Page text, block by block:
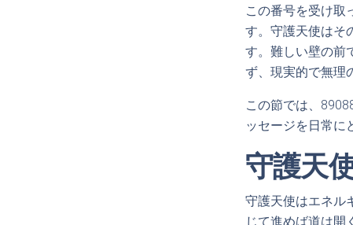
この番号を受け取
す。守護天使はそ
す。難しい壁の前
ず、現実的で無理
この節では、
ッセージを日常に
守護天
守護天使はエネル
じて進めば道は開